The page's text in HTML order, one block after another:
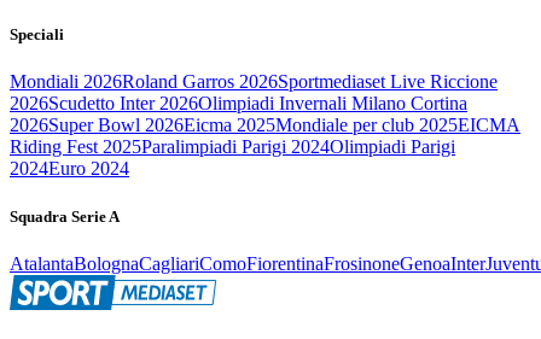
Speciali
Mondiali 2026Roland Garros 2026Sportmediaset Live Riccione
2026Scudetto Inter 2026Olimpiadi Invernali Milano Cortina
2026Super Bowl 2026Eicma 2025Mondiale per club 2025EICMA
Riding Fest 2025Paralimpiadi Parigi 2024Olimpiadi Parigi
2024Euro 2024
Squadra Serie A
AtalantaBolognaCagliariComoFiorentinaFrosinoneGenoaInter